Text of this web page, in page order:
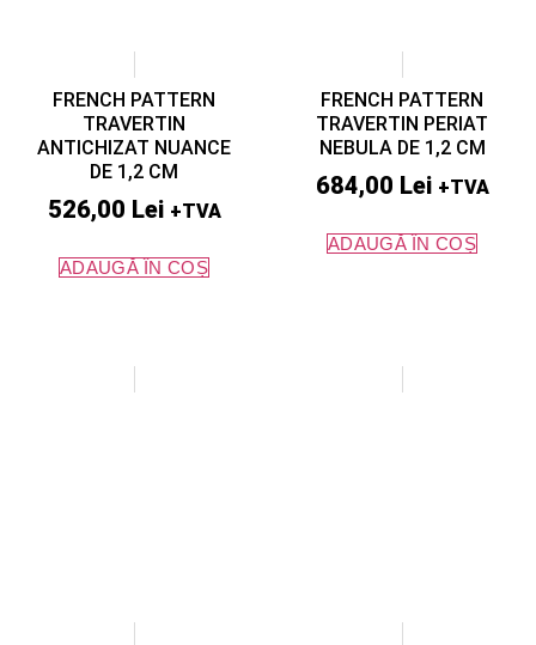
FRENCH PATTERN
TRAVERTIN
ANTICHIZAT NUANCE
DE 1,2 CM
526,00 Lei +TVA
ADAUGĂ ÎN COȘ
FRENCH PATTERN
TRAVERTIN PERIAT
NEBULA DE 1,2 CM
684,00 Lei +TVA
ADAUGĂ ÎN COȘ